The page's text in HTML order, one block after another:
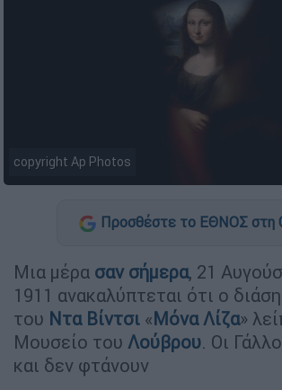
copyright Ap Photos
Προσθέστε το ΕΘΝΟΣ στη
Μια μέρα σαν σήμερα, 21
1911 ανακαλύπτεται ότι ο
του Ντα Βίντσι «Μόνα Λίζα»
Μουσείο του Λούβρου. Οι
και δεν φτάνουν